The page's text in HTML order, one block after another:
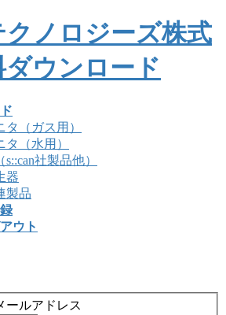
クノロジーズ株式
ウンロード
タ（ガス用）
（水用）
社製品他）
器
製品
ウト
ールアドレス